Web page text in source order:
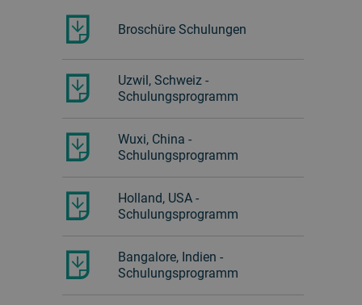
Broschüre Schulungen
Uzwil, Schweiz -
Schulungsprogramm
Wuxi, China -
Schulungsprogramm
Holland, USA -
Schulungsprogramm
Bangalore, Indien -
Schulungsprogramm